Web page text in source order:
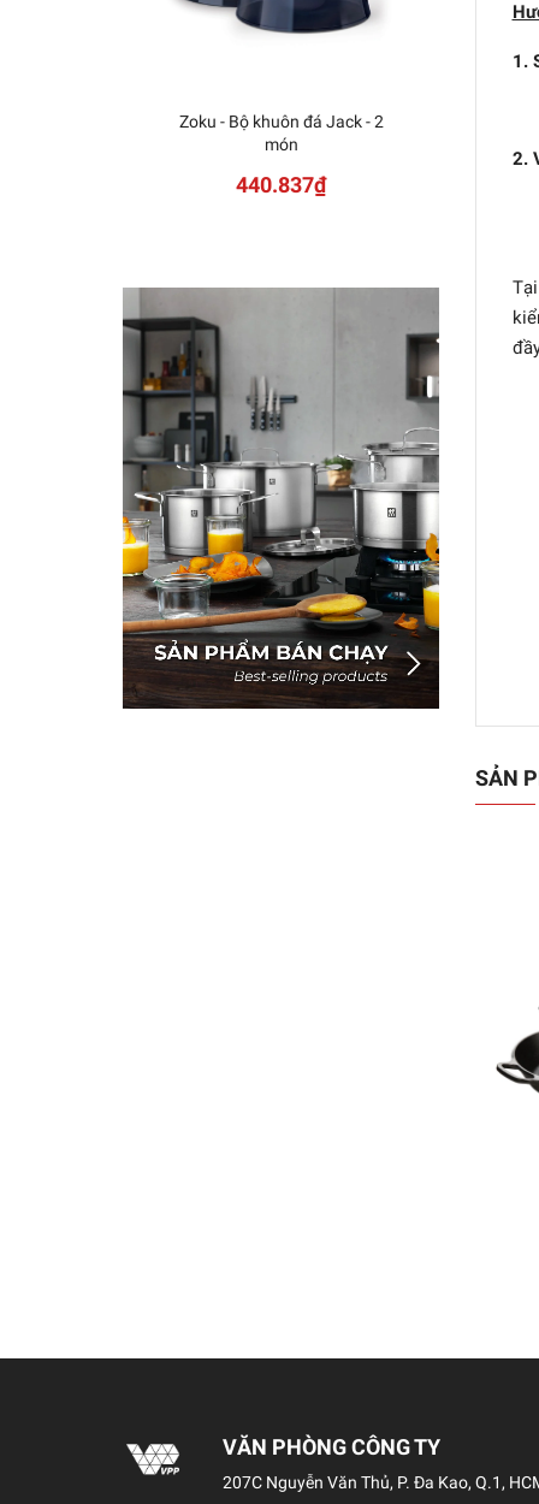
1.
2.
SẢN
Zoku - Bộ khuôn đá Jack - 2
món
440.837₫
VĂN PHÒNG CÔNG TY
207C Nguyễn Văn Thủ, P. Đa Kao, Q.1,